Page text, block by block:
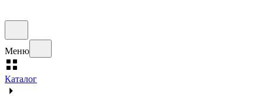
Меню
Каталог